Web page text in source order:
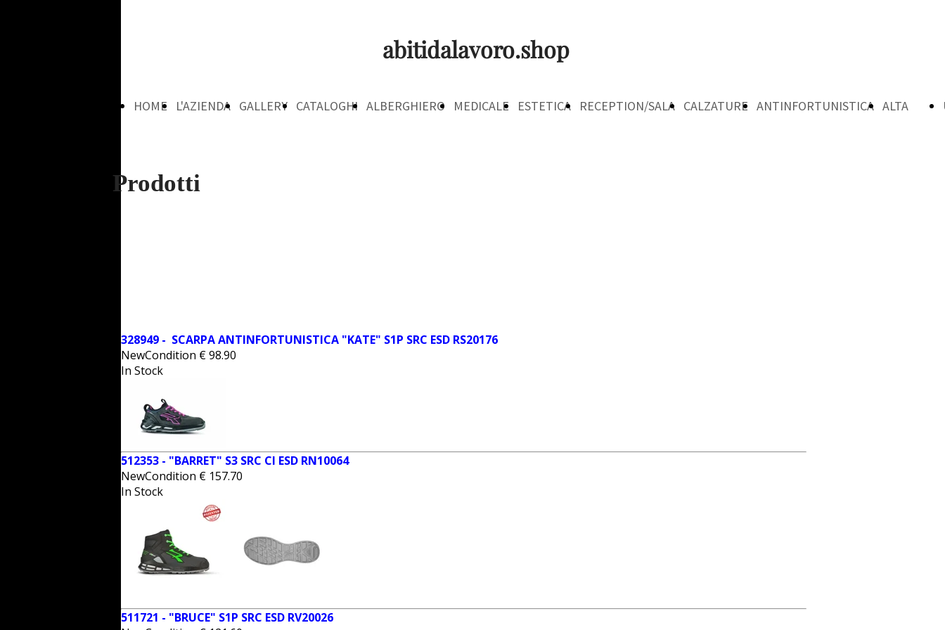
abitidalavoro.shop
HOME
PAGE
L'AZIENDA GALLERY CATALOGHI ALBERGHIERO MEDICALE ESTETICA RECEPTION/SALA CALZATURE ANTINFORTUNISTICA ALTA
Prodotti
328949 - SCARPA ANTINFORTUNISTICA "KATE" S1P SRC ESD RS20176
NewCondition €98.90
In Stock
512353 - "BARRET" S3 SRC CI ESD RN10064
NewCondition € 157.70
In Stock
511721 - "BRUCE" S1P SRC ESD RV20026